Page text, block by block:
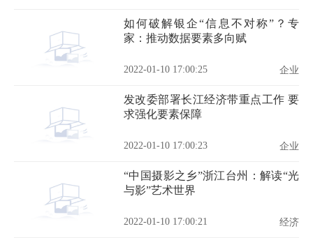
如何破解银企“信息不对称”？专
家：推动数据要素多向赋
2022-01-10 17:00:25 企业
发改委部署长江经济带重点工作 要
求强化要素保障
2022-01-10 17:00:23 企业
“中国摄影之乡”浙江台州：解读“光
与影”艺术世界
2022-01-10 17:00:21 经济